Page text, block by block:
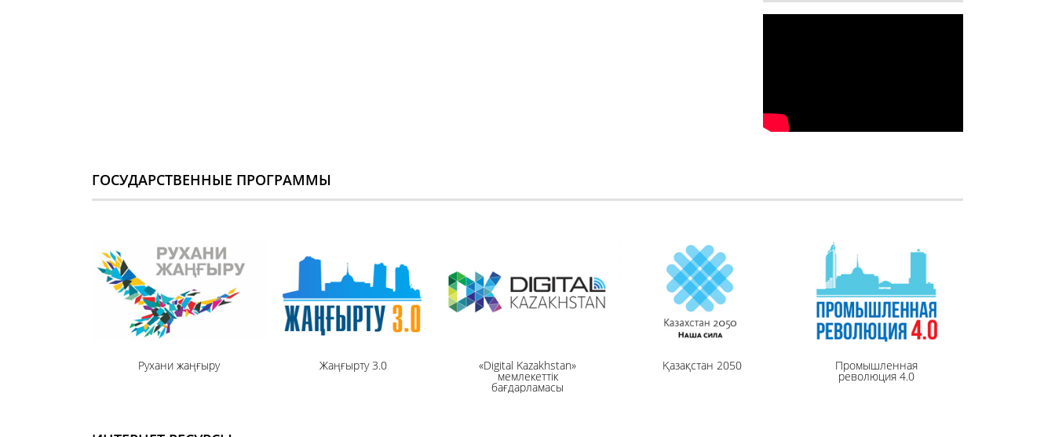
ГОСУДАРСТВЕННЫЕ ПРОГРАММЫ
Рухани жаңғыру Жаңғырту 3.0 «Digital Kazakhstan»
мемлекеттік
бағдарламасы
Қазақстан 2050 Промышленная
революция 4.0